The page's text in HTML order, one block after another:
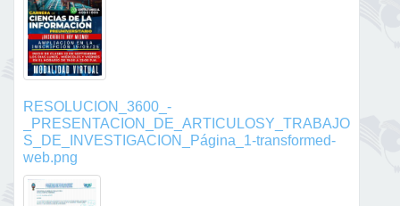
RESOLUCION_3600_-
_PRESENTACION_DE_ARTICULOSY_TRABAJO
S_DE_INVESTIGACION_Página_1-transformed-
web.png